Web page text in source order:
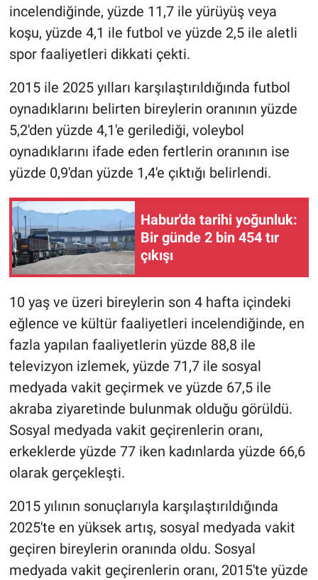
incelendiğinde, yüzde 11,7 ile yürüyüş veya
koşu, yüzde 4,1 ile futbol ve yüzde 2,5 ile aletli
spor faaliyetleri dikkati çekti.
2015 ile 2025 yılları karşılaştırıldığında futbol
oynadıklarını belirten bireylerin oranının yüzde
5,2'den yüzde 4,1'e gerilediği, voleybol
oynadıklarını ifade eden fertlerin oranının ise
yüzde 0,9'dan yüzde 1,4'e çıktığı belirlendi.
Habur'da tarihi yoğunluk:
Bir günde 2 bin 454 tır
çıkışı
10 yaş ve üzeri bireylerin son 4 hafta içindeki
eğlence ve kültür faaliyetleri incelendiğinde, en
fazla yapılan faaliyetlerin yüzde 88,8 ile
televizyon izlemek, yüzde 71,7 ile sosyal
medyada vakit geçirmek ve yüzde 67,5 ile
akraba ziyaretinde bulunmak olduğu görüldü.
Sosyal medyada vakit geçirenlerin oranı,
erkeklerde yüzde 77 iken kadınlarda yüzde 66,6
olarak gerçekleşti.
2015 yılının sonuçlarıyla karşılaştırıldığında
2025'te en yüksek artış, sosyal medyada vakit
geçiren bireylerin oranında oldu. Sosyal
medyada vakit geçirenlerin oranı, 2015'te yüzde